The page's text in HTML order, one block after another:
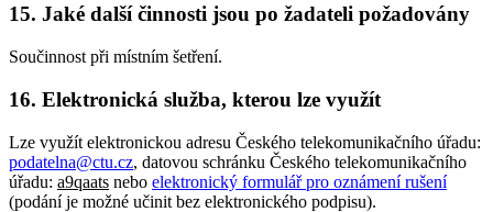
15. Jaké další činnosti jsou po žadateli požadovány
Součinnost při místním šetření.
16. Elektronická služba, kterou lze využít
Lze využít elektronickou adresu Českého telekomunikačního úřadu:
podatelna@ctu.cz, datovou schránku Českého telekomunikačního
úřadu: a9qaats nebo elektronický formulář pro oznámení rušení
(podání je možné učinit bez elektronického podpisu).